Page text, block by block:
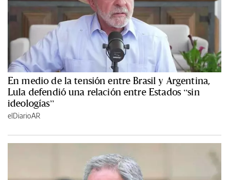
En medio de la tensión entre Brasil y Argentina,
Lula defendió una relación entre Estados “sin
ideologías”
elDiarioAR